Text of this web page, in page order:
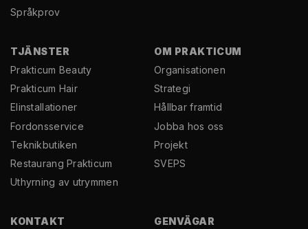
Språkprov
TJÄNSTER
Prakticum Beauty
Prakticum Hair
El­installationer
Fordonsservice
Teknikbutiken
Restaurang Prakticum
Uthyrning av utrymmen
OM PRAKTICUM
Organisationen
Strategi
Hållbar framtid
Jobba hos oss
Projekt
SVEPS
KONTAKT
GENVÄGAR